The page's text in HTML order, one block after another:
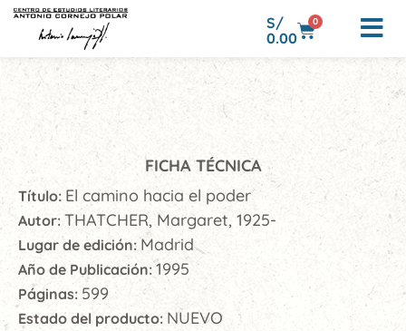
S/
0.00
0
FICHA TÉCNICA
Título: El camino hacia el poder
Autor: THATCHER, Margaret, 1925-
Lugar de edición: Madrid
Año de Publicación: 1995
Páginas: 599
Estado del producto: NUEVO